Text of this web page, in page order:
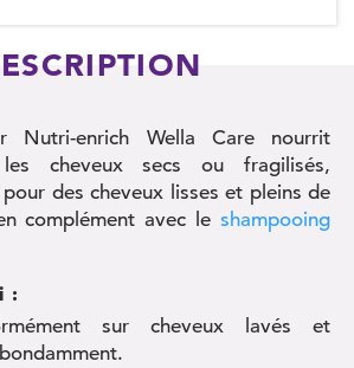
Nutri-enrich Wella Care nourrit
les cheveux secs ou fragilisés,
des cheveux lisses et pleins de
complément avec le shampooing
:
sur cheveux lavés et